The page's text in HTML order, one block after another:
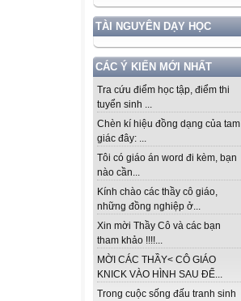
TÀI NGUYÊN DẠY HỌC
CÁC Ý KIẾN MỚI NHẤT
Tra cứu điểm học tập, điểm thi
tuyển sinh ...
Chèn kí hiệu đồng dạng của tam
giác đây: ...
Tôi có giáo án word đi kèm, bạn
nào cần...
Kính chào các thầy cô giáo,
những đồng nghiệp ở...
Xin mời Thầy Cô và các bạn
tham khảo !!!!...
MỜI CÁC THẦY< CÔ GIÁO
KNICK VÀO HÌNH SAU ĐỂ...
Trong cuộc sống đấu tranh sinh